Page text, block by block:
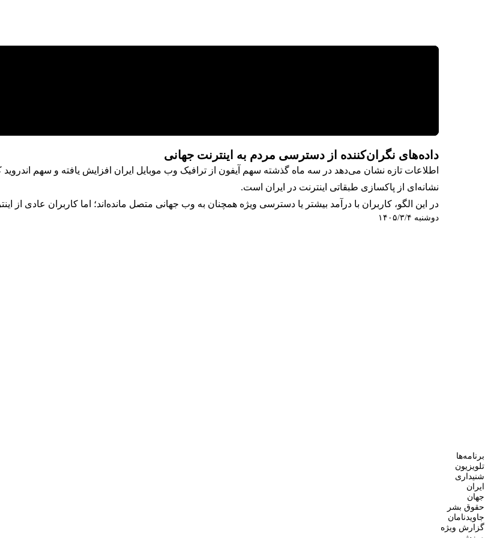
داده‌های نگران‌کننده از دسترسی مردم به اینترنت جهانی
اطلاعات تازه نشان می‌دهد در سه ماه گذشته سهم آیفون از ترافیک وب موبایل ایران افزایش یافته و سهم
نشانه‌ای از پاکسازی طبقاتی اینترنت در ایران است.
در این الگو، کاربران با درآمد بیشتر یا دسترسی ویژه همچنان به وب جهانی متصل مانده‌اند؛ اما کاربران عادی از
دوشنبه ۱۴۰۵/۳/۴
برنامه‌ها
تلویزیون
شنیداری
ایران
جهان
حقوق بشر
جاویدنامان
گزارش ویژه